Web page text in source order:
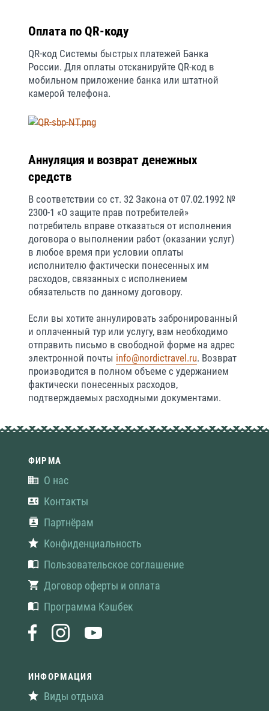
Оплата по QR-коду
QR-код Системы быстрых платежей Банка
России. Для оплаты отсканируйте QR-код в
мобильном приложение банка или штатной
камерой телефона.
Аннуляция и возврат денежных
средств
В соответствии со ст. 32 Закона от 07.02.1992 №
2300-1 «О защите прав потребителей»
потребитель вправе отказаться от исполнения
договора о выполнении работ (оказании услуг)
в любое время при условии оплаты
исполнителю фактически понесенных им
расходов, связанных с исполнением
обязательств по данному договору.
Если вы хотите аннулировать забронированный
и оплаченный тур или услугу, вам необходимо
отправить письмо в свободной форме на адрес
электронной почты info@nordictravel.ru. Возврат
производится в полном объеме с удержанием
фактически понесенных расходов,
подтверждаемых расходными документами.
ФИРМА
О нас
Контакты
Партнёрам
Конфиденциальность
Пользовательское соглашение
Договор оферты и оплата
Программа Кэшбек
ИНФОРМАЦИЯ
Виды отдыха